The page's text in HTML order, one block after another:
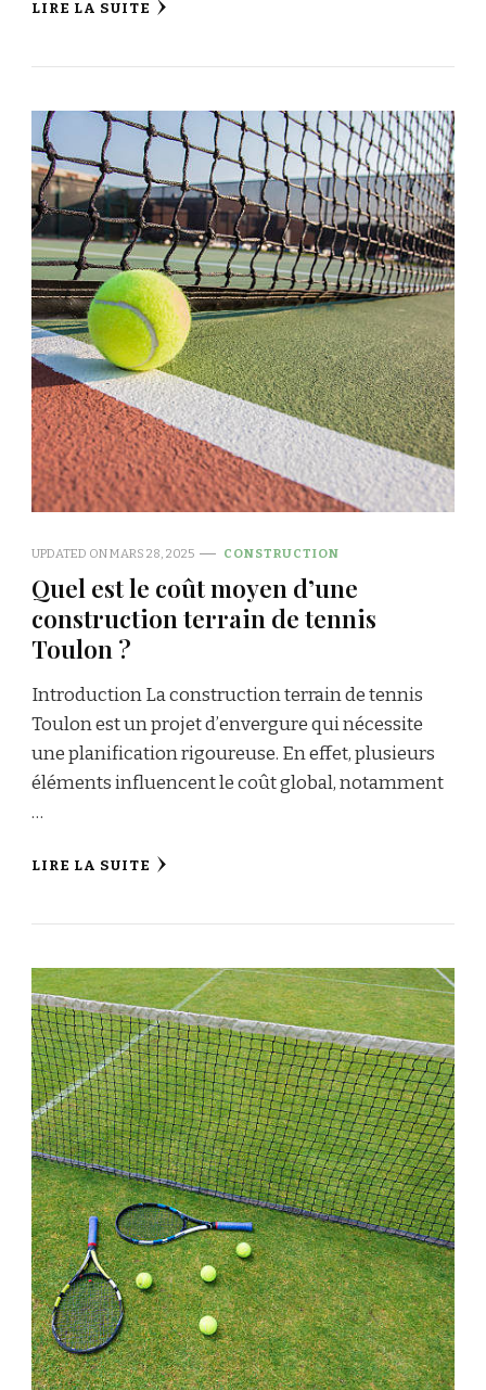
LIRE LA SUITE
UPDATED ONMARS 28, 2025 CONSTRUCTION
Quel est le coût moyen d’une
construction terrain de tennis
Toulon ?
Introduction La construction terrain de tennis
Toulon est un projet d’envergure qui nécessite
une planification rigoureuse. En effet, plusieurs
éléments influencent le coût global, notamment
…
LIRE LA SUITE